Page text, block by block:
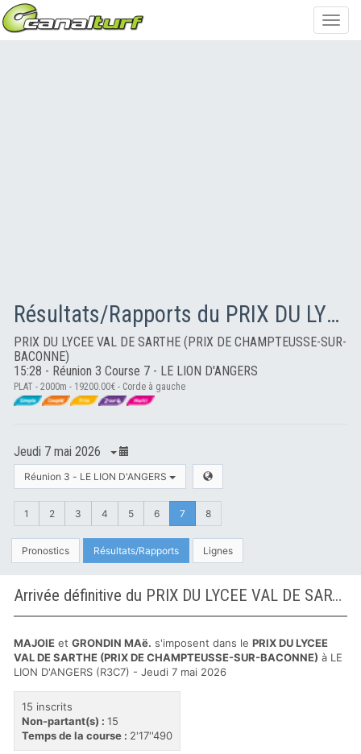
Résultats/Rapports du PRIX DU LYCEE VAL DE SARTHE (PRIX DE CHAMPTEUSSE-SUR-BACONNE)
PRIX DU LYCEE VAL DE SARTHE (PRIX DE CHAMPTEUSSE-SUR-
BACONNE)
15:28 - Réunion 3 Course 7 - LE LION D'ANGERS
PLAT - 2000m - 19200.00€ - Corde à gauche
Jeudi 7 mai 2026
Réunion 3 - LE LION D'ANGERS
1 2 3 4 5 6 7 8
Pronostics Résultats/Rapports Lignes
Arrivée définitive du PRIX DU LYCEE VAL DE SARTHE (PRIX DE CHAMPTEUSSE-SUR-BACONNE) à LE LION D'ANGERS
MAJOIE et GRONDIN MAë. s'imposent dans le PRIX DU LYCEE
VAL DE SARTHE (PRIX DE CHAMPTEUSSE-SUR-BACONNE) à LE
LION D'ANGERS (R3C7) - Jeudi 7 mai 2026
15 inscrits
Non-partant(s) : 15
Temps de la course : 2'17''490